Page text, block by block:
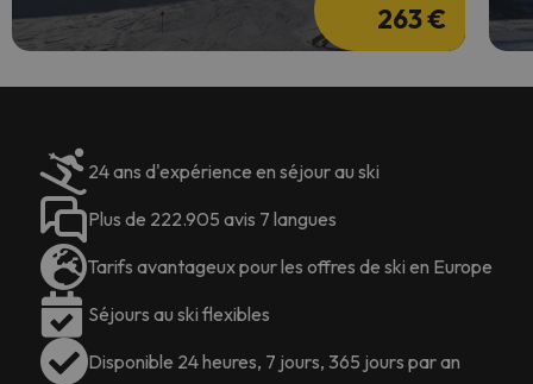
263 €
24 ans d'expérience en séjour au ski
Plus de 222.905 avis 7 langues
Tarifs avantageux pour les offres de ski en Europe
Séjours au ski flexibles
Disponible 24 heures, 7 jours, 365 jours par an